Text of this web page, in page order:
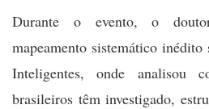
Durante o evento, o
mapeamento sistemático inédito
Inteligentes, onde analisou
brasileiros têm investigado,